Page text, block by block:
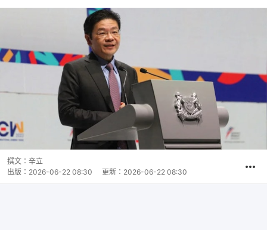
撰文： 辛立
出版： 2026-06-22 08:30 更新： 2026-06-22 08:30